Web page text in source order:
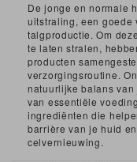
De jonge en normale
uitstraling, een goede
talgproductie. Om
te laten stralen,
producten
verzorgingsroutine.
natuurlijke balans
van essentiële
ingrediënten die
barrière van je huid
celvernieuwing.